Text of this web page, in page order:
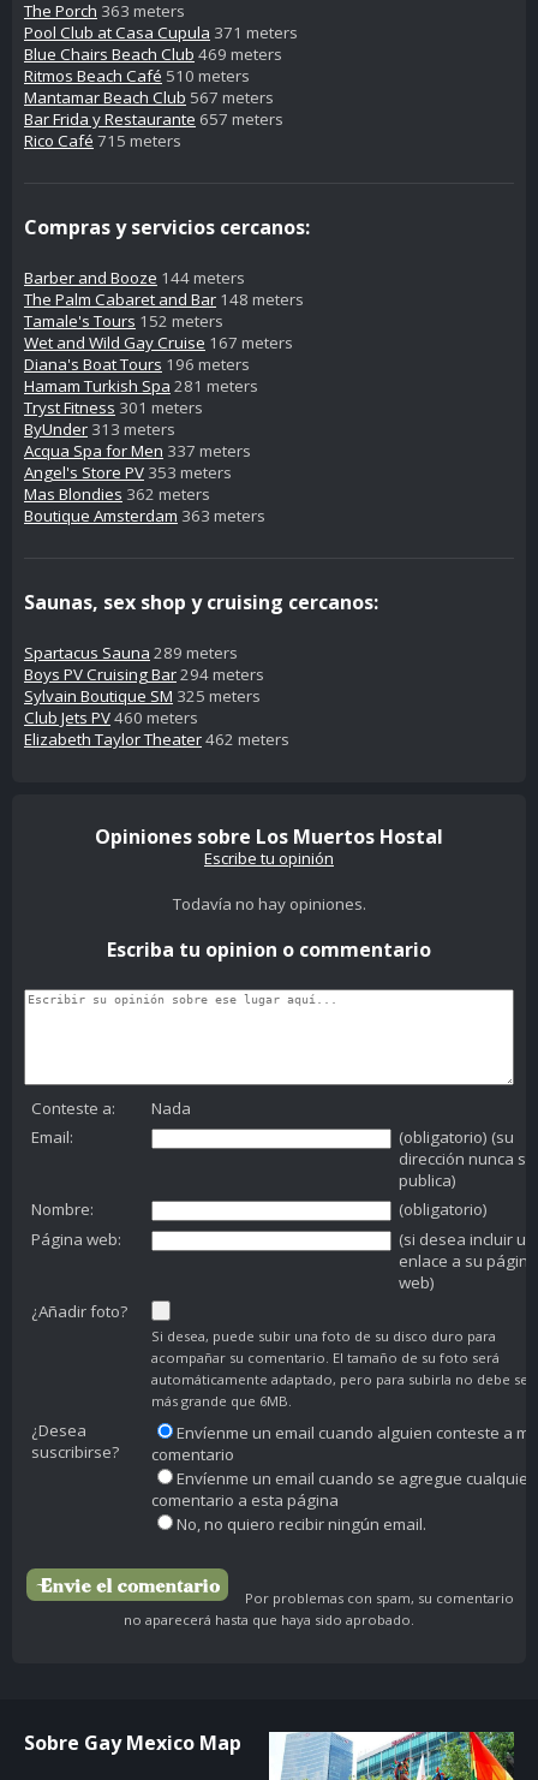
The Porch 363 meters
Pool Club at Casa Cupula 371 meters
Blue Chairs Beach Club 469 meters
Ritmos Beach Café 510 meters
Mantamar Beach Club 567 meters
Bar Frida y Restaurante 657 meters
Rico Café 715 meters
Compras y servicios cercanos:
Barber and Booze 144 meters
The Palm Cabaret and Bar 148 meters
Tamale's Tours 152 meters
Wet and Wild Gay Cruise 167 meters
Diana's Boat Tours 196 meters
Hamam Turkish Spa 281 meters
Tryst Fitness 301 meters
ByUnder 313 meters
Acqua Spa for Men 337 meters
Angel's Store PV 353 meters
Mas Blondies 362 meters
Boutique Amsterdam 363 meters
Saunas, sex shop y cruising cercanos:
Spartacus Sauna 289 meters
Boys PV Cruising Bar294 meters
Sylvain Boutique SM 325 meters
Club Jets PV460 meters
Elizabeth Taylor Theater462 meters
Opiniones sobre Los Muertos Hostal
Escribe tu opinión
Todavía no hay opiniones.
Escriba tu opinion o commentario
Conteste a:
Nada
Email:
(obligatorio) (su
dirección nunca se
publica)
Nombre:
(obligatorio)
Página web:
(si desea incluir un
enlace a su página
web)
¿Añadir foto?
Si desea, puede subir una foto de su disco duro para
acompañar su comentario. El tamaño de su foto será
automáticamente adaptado, pero para subirla no debe ser
más grande que 6MB.
¿Desea
suscribirse?
Envíenme un email cuando alguien conteste a mi
comentario
Envíenme un email cuando se agregue cualquier
comentario a esta página
No, no quiero recibir ningún email.
Por problemas con spam, su comentario
no aparecerá hasta que haya sido aprobado.
Sobre Gay Mexico Map